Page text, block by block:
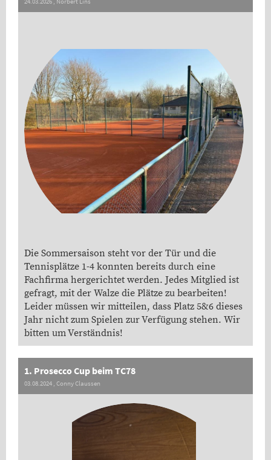
Die Sommersaison steht vor der Tür und die
Tennisplätze 1-4 konnten bereits durch eine
Fachfirma hergerichtet werden. Jedes Mitglied ist
gefragt, mit der Walze die Plätze zu bearbeiten!
Leider müssen wir mitteilen, dass Platz 5&6 dieses
Jahr nicht zum Spielen zur Verfügung stehen. Wir
bitten um Verständnis!
1. Prosecco Cup beim TC78
03.08.2024 , Conny Claussen